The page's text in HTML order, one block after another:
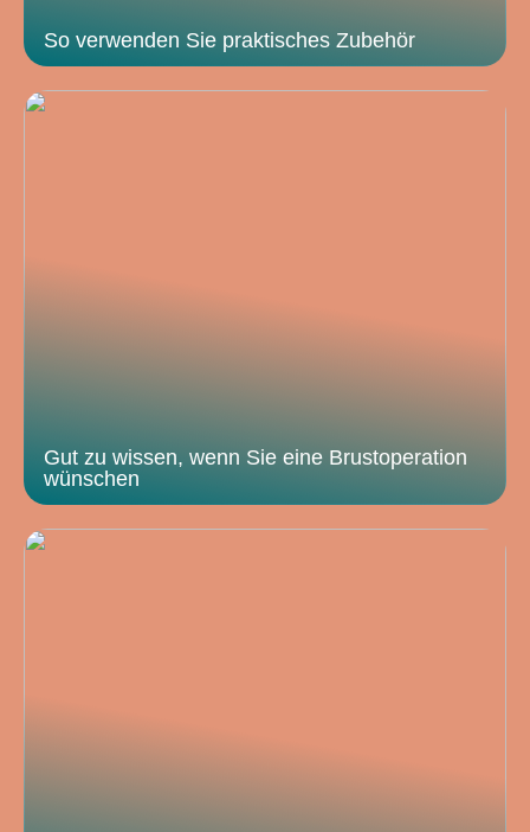
So verwenden Sie praktisches Zubehör
Gut zu wissen, wenn Sie eine Brustoperation
wünschen